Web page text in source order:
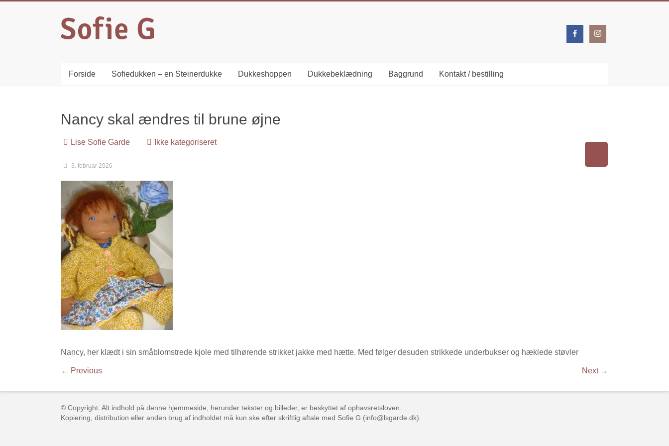
Forside Sofiedukken – en Steinerdukke Dukkeshoppen Dukkebeklædning Baggrund Kontakt / bestilling
Nancy skal ændres til brune øjne
Lise Sofie Garde Ikke kategoriseret
3. februar 2026
Nancy, her klædt i sin småblomstrede kjole med tilhørende strikket jakke med hætte. Med følger desuden strikkede underbukser og hæklede støvler
← Previous Next →
© Copyright. Alt indhold på denne hjemmeside, herunder tekster og billeder, er beskyttet af ophavsretsloven.
Kopiering, distribution eller anden brug af indholdet må kun ske efter skriftlig aftale med Sofie G (info@lsgarde.dk).